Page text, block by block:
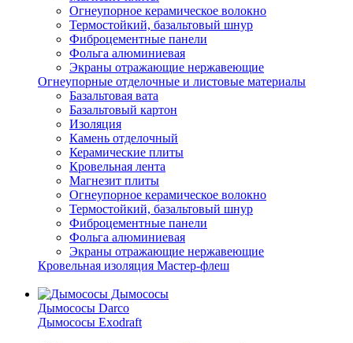
Огнеупорное керамическое волокно
Термостойкий, базальтовый шнур
Фиброцементные панели
Фольга алюминиевая
Экраны отражающие нержавеющие
Огнеупорные отделочные и листовые материалы
Базальтовая вата
Базальтовый картон
Изоляция
Камень отделочный
Керамические плиты
Кровельная лента
Магнезит плиты
Огнеупорное керамическое волокно
Термостойкий, базальтовый шнур
Фиброцементные панели
Фольга алюминиевая
Экраны отражающие нержавеющие
Кровельная изоляция Мастер-флеш
Дымососы
Дымососы Darco
Дымососы Exodraft